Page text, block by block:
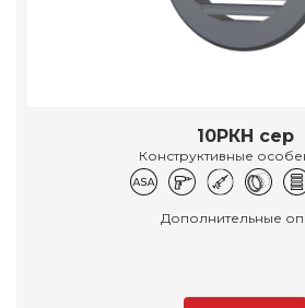
10РКН сер
Конструктивные
Дополнительные